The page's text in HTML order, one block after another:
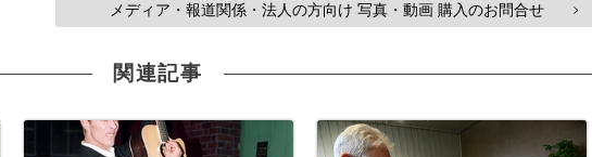
メディア・報道関係・法人の方向け 写真・動画 購入のお問合せ >
関連記事